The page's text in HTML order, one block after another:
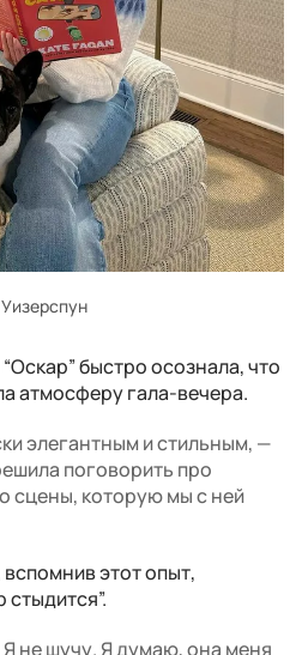
быстро осознала, что
атмосферу гала-вечера.
элегантным и стильным, —
поговорить про
сцены, которую мы с ней
этот опыт,
стыдится”.
не шучу. Я думаю, она меня